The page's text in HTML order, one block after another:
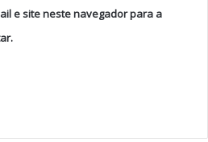
e site neste navegador para a